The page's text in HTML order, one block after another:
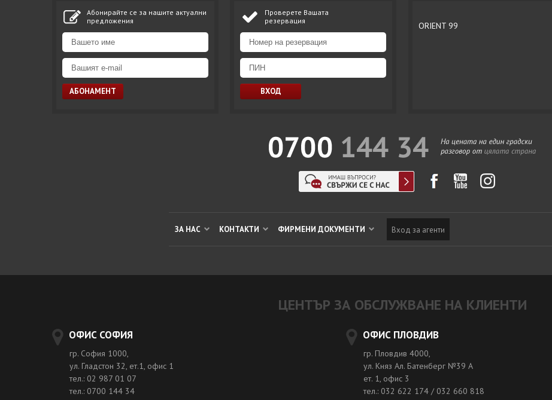
Абонирайте се за нашите актуални
предложения
Проверете Вашата
резервация
ORIENT 99
ЗА НАС КОНТАКТИ ФИРМЕНИ ДОКУМЕНТИ Вход за агенти
ЦЕНТЪР ЗА ОБСЛУЖВАНЕ НА КЛИЕНТИ
ОФИС СОФИЯ
гр. София 1000,
ул. Гладстон 32, ет.1, офис 1
тел.: 02 987 01 07
тел.: 0700 144 34
ОФИС ПЛОВДИВ
гр. Пловдив 4000,
ул. Княз Ал. Батенберг №39 A
ет. 1, офис 3
тел.: 032 622 174 / 032 660 818